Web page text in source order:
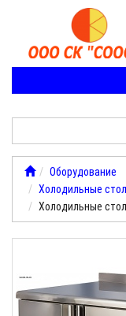
ПРОДАЖА
СИСТЕМ
УСЛУГИ,
РАБОТЫ
КОМПАНИИ
Оборудование
Холодильные
Холодильные